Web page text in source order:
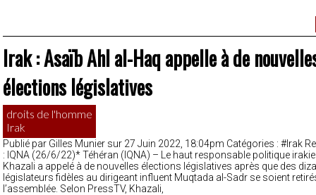
Irak : Asaïb Ahl al-Haq appelle à de
élections législatives
droits de l'homme
Irak
Publié par Gilles Munier sur 27 Juin 2022, 18:04pm Catégories : #Irak
: IQNA (26/6/22)* Téhéran (IQNA) – Le haut responsable politique
Khazali a appelé à de nouvelles élections législatives après que des
législateurs fidèles au dirigeant influent Muqtada al-Sadr se soient
l’assemblée. Selon PressTV, Khazali,